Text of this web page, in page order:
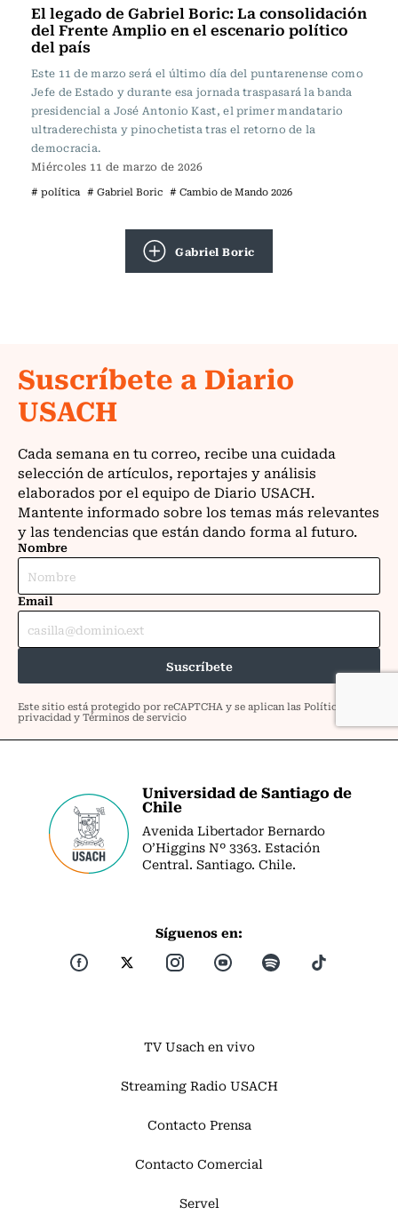
El legado de Gabriel Boric: La consolidación
del Frente Amplio en el escenario político
del país
Este 11 de marzo será el último día del puntarenense como
Jefe de Estado y durante esa jornada traspasará la banda
presidencial a José Antonio Kast, el primer mandatario
ultraderechista y pinochetista tras el retorno de la
democracia.
Miércoles 11 de marzo de 2026
# política # Gabriel Boric # Cambio de Mando 2026
Gabriel Boric
Universidad de Santiago de
Chile
Avenida Libertador Bernardo
O’Higgins Nº 3363. Estación
Central. Santiago. Chile.
Síguenos en:
TV Usach en vivo
Streaming Radio USACH
Contacto Prensa
Contacto Comercial
Servel